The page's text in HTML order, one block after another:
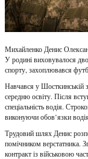
Михайленко Денис
У родині виховувалося
спорту, захоплювався
Навчався у Шосткинській
середню освіту. Після
спеціальність водія.
виконуючи обов’язки
Трудовий шлях Денис
помічником верстатника.
контракт із військовою